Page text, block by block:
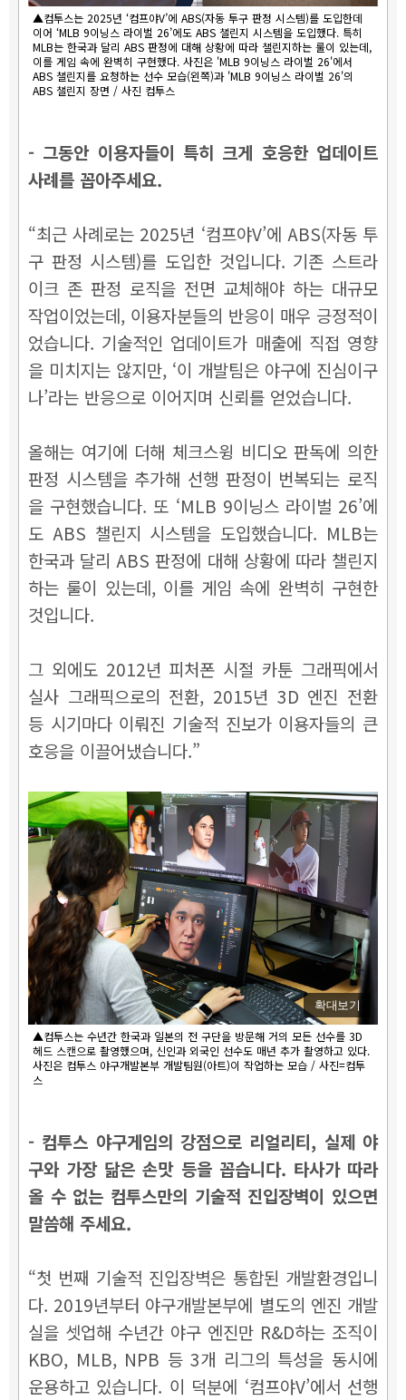
▲컴투스는 2025년 ‘컴프야V’에 ABS(자동 투구 판정 시스템)를 도입한데
이어 ‘MLB 9이닝스 라이벌 26’에도 ABS 챌린지 시스템을 도입했다. 특히
MLB는 한국과 달리 ABS 판정에 대해 상황에 따라 챌린지하는 룰이 있는데,
이를 게임 속에 완벽히 구현했다. 사진은 'MLB 9이닝스 라이벌 26'에서
ABS 챌린지를 요청하는 선수 모습(왼쪽)과 'MLB 9이닝스 라이벌 26'의
ABS 챌린지 장면 / 사진 컴투스
- 그동안 이용자들이 특히 크게 호응한 업데이트
사례를 꼽아주세요.
“최근 사례로는 2025년 ‘컴프야V’에 ABS(자동 투
구 판정 시스템)를 도입한 것입니다. 기존 스트라
이크 존 판정 로직을 전면 교체해야 하는 대규모
작업이었는데, 이용자분들의 반응이 매우 긍정적이
었습니다. 기술적인 업데이트가 매출에 직접 영향
을 미치지는 않지만, ‘이 개발팀은 야구에 진심이구
나’라는 반응으로 이어지며 신뢰를 얻었습니다.
올해는 여기에 더해 체크스윙 비디오 판독에 의한
판정 시스템을 추가해 선행 판정이 번복되는 로직
을 구현했습니다. 또 ‘MLB 9이닝스 라이벌 26’에
도 ABS 챌린지 시스템을 도입했습니다. MLB는
한국과 달리 ABS 판정에 대해 상황에 따라 챌린지
하는 룰이 있는데, 이를 게임 속에 완벽히 구현한
것입니다.
그 외에도 2012년 피처폰 시절 카툰 그래픽에서
실사 그래픽으로의 전환, 2015년 3D 엔진 전환
등 시기마다 이뤄진 기술적 진보가 이용자들의 큰
호응을 이끌어냈습니다.”
확대보기
▲컴투스는 수년간 한국과 일본의 전 구단을 방문해 거의 모든 선수를 3D
헤드 스캔으로 촬영했으며, 신인과 외국인 선수도 매년 추가 촬영하고 있다.
사진은 컴투스 야구개발본부 개발팀원(아트)이 작업하는 모습 / 사진=컴투
스
- 컴투스 야구게임의 강점으로 리얼리티, 실제 야
구와 가장 닮은 손맛 등을 꼽습니다. 타사가 따라
올 수 없는 컴투스만의 기술적 진입장벽이 있으면
말씀해 주세요.
“첫 번째 기술적 진입장벽은 통합된 개발환경입니
다. 2019년부터 야구개발본부에 별도의 엔진 개발
실을 셋업해 수년간 야구 엔진만 R&D하는 조직이
KBO, MLB, NPB 등 3개 리그의 특성을 동시에
운용하고 있습니다. 이 덕분에 ‘컴프야V’에서 선행